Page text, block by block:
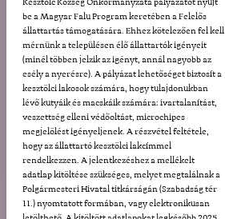
Kesztölc Község Önkormányzata pályázatot nyújt
be a Magyar Falu Program keretében a Felelős
állattartás támogatására. Ehhez kötelezően fel kell
mérnünk a településen élő állattartók igényeit
(minél többen jelzik az igényt, annál nagyobb az
esély a nyerésre). A pályázat lehetőséget biztosít a
kesztölci lakosok számára, hogy tulajdonukban
lévő kutyáik és macskáik számára: ivartalanítást,
veszettség elleni védőoltást, microchipes
megjelölést igényeljenek. A részvétel feltétele,
hogy az állattartó kesztölci lakcímmel
rendelkezzen. A jelentkezéshez a mellékelt
adatlap kitöltése szükséges, melyet megtalálnak a
Polgármesteri Hivatal titkárságán (Szabadság tér
11.) nyomtatott formában, vagy elektronikusan